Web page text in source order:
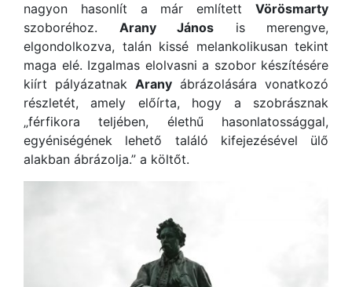
nagyon hasonlít a már említett Vörösmarty
szoboréhoz. Arany János is merengve,
elgondolkozva, talán kissé melankolikusan tekint
maga elé. Izgalmas elolvasni a szobor készítésére
kiírt pályázatnak Arany ábrázolására vonatkozó
részletét, amely előírta, hogy a szobrásznak
„férfikora teljében, élethű hasonlatossággal,
egyéniségének lehető találó kifejezésével ülő
alakban ábrázolja.” a költőt.